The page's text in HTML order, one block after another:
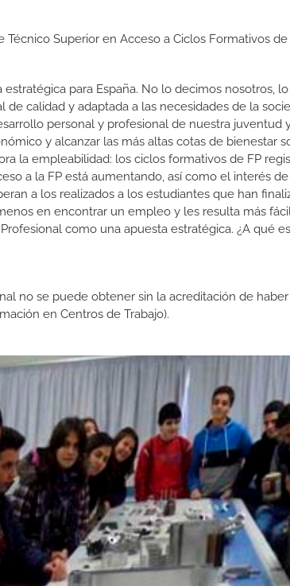
Superior en Acceso a Ciclos Formativos
para España. No lo decimos nosotros,
de calidad y adaptada a las necesidades de la
personal y profesional de nuestra juventud
y alcanzar las más altas cotas de bienestar
la empleabilidad: los ciclos formativos de FP
a la FP está aumentando, así como el interés
a los realizados a los estudiantes que han
en encontrar un empleo y les resulta más
como una apuesta estratégica. ¿A qué
no se puede obtener sin la acreditación de
en Centros de Trabajo).